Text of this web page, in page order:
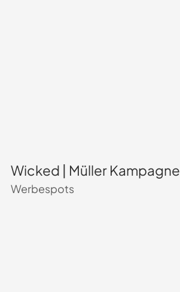
Wicked | Müller Kampagne
Werbespots